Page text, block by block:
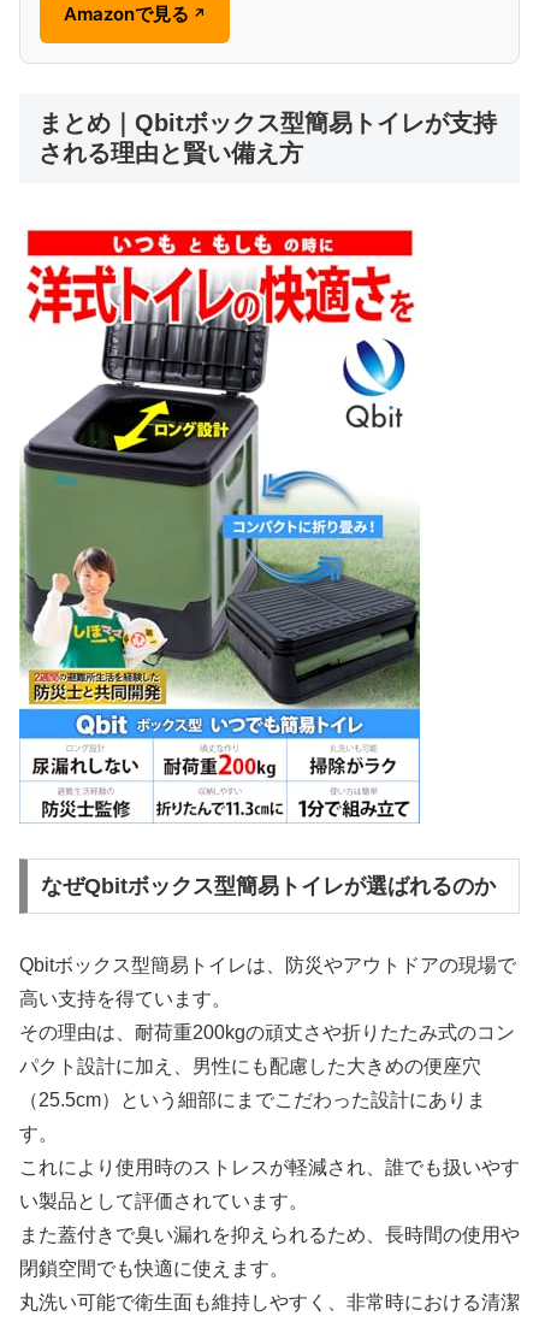
Amazonで見る ↗
まとめ｜Qbitボックス型簡易トイレが支持
される理由と賢い備え方
なぜQbitボックス型簡易トイレが選ばれるのか
Qbitボックス型簡易トイレは、防災やアウトドアの現場で
高い支持を得ています。
その理由は、耐荷重200kgの頑丈さや折りたたみ式のコン
パクト設計に加え、男性にも配慮した大きめの便座穴
（25.5cm）という細部にまでこだわった設計にありま
す。
これにより使用時のストレスが軽減され、誰でも扱いやす
い製品として評価されています。
また蓋付きで臭い漏れを抑えられるため、長時間の使用や
閉鎖空間でも快適に使えます。
丸洗い可能で衛生面も維持しやすく、非常時における清潔